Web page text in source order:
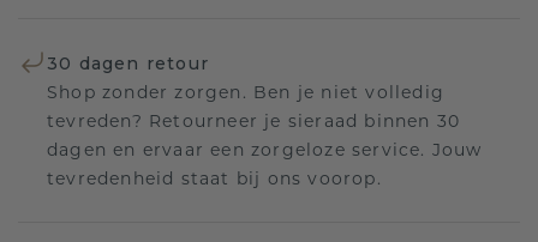
30 dagen retour
Shop zonder zorgen. Ben je niet volledig
tevreden? Retourneer je sieraad binnen 30
dagen en ervaar een zorgeloze service. Jouw
tevredenheid staat bij ons voorop.